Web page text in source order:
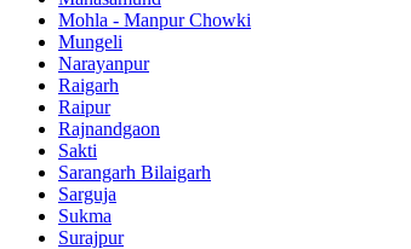
Mohla - Manpur Chowki
Mungeli
Narayanpur
Raigarh
Raipur
Rajnandgaon
Sakti
Sarangarh Bilaigarh
Sarguja
Sukma
Surajpur